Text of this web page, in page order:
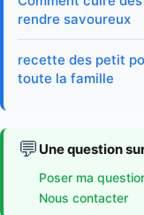
rendre savoureux
recette des petit
toute la famille
💬 Une question
Poser ma
Nous contacter